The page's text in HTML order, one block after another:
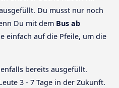
Du musst nur noch
Du mit dem Bus ab
einfach auf die Pfeile, um die
bereits ausgefüllt.
3 - 7 Tage in der Zukunft.